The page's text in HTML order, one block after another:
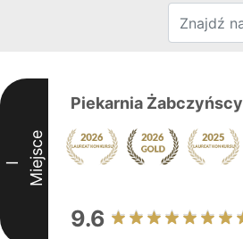
I Miejsce
Piekarnia Żabczyńscy
9.6